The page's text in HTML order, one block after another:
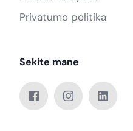
Privatumo politika
Sekite mane